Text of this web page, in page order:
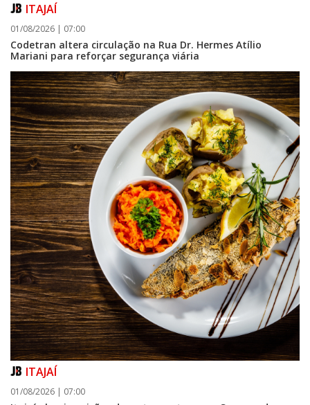
ITAJAÍ
01/08/2026 | 07:00
Codetran altera circulação na Rua Dr. Hermes Atílio
Mariani para reforçar segurança viária
ITAJAÍ
01/08/2026 | 07:00